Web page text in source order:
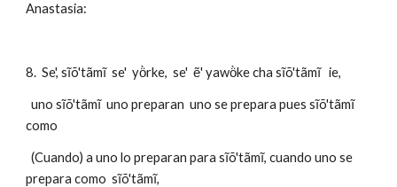
Anastasia:
8.  Se', sĩõ'tãmĩ  se'  yö̀rke,  se'  ẽ' yawö̀ke cha sĩõ'tãmĩ   ie,
  uno sĩõ'tãmĩ  uno preparan  uno se prepara pues sĩõ'tãmĩ
como
  (Cuando) a uno lo preparan para sĩõ'tãmĩ, cuando uno se
prepara como  sĩõ'tãmĩ,